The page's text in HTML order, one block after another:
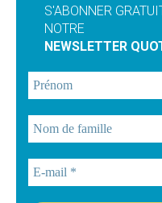
S'ABONNER
NOTRE
NEWSLETTER